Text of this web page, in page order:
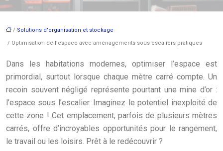
/ Solutions d'organisation et stockage
/ Optimisation de l’espace avec aménagements sous escaliers pratiques
Dans les habitations modernes, optimiser l’espace est
primordial, surtout lorsque chaque mètre carré compte. Un
recoin souvent négligé représente pourtant une mine d’or :
l’espace sous l’escalier. Imaginez le potentiel inexploité de
cette zone ! Cet emplacement, parfois de plusieurs mètres
carrés, offre d’incroyables opportunités pour le rangement,
le travail ou les loisirs. Prêt à le redécouvrir ?